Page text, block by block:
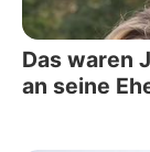
Das waren
an seine